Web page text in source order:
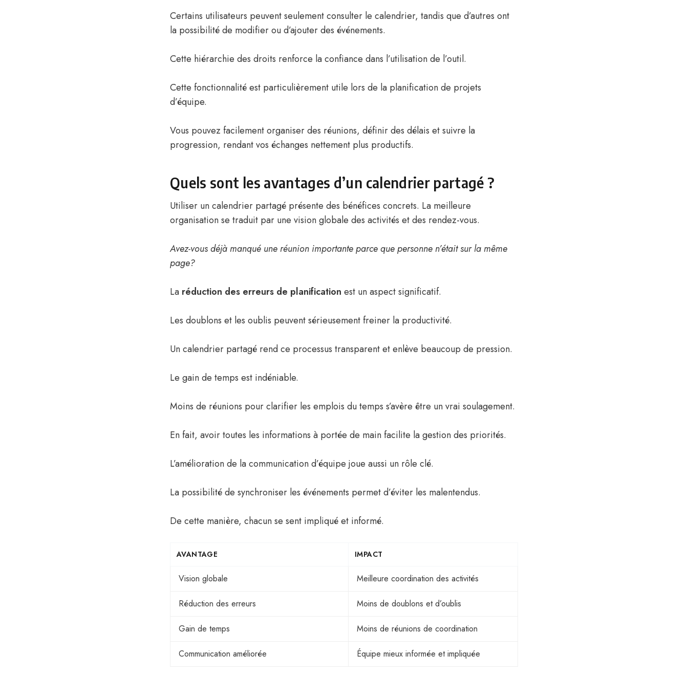
Certains utilisateurs peuvent seulement consulter le calendrier, tandis que d’autres ont
la possibilité de modifier ou d’ajouter des événements.
Cette hiérarchie des droits renforce la confiance dans l’utilisation de l’outil.
Cette fonctionnalité est particulièrement utile lors de la planification de projets
d’équipe.
Vous pouvez facilement organiser des réunions, définir des délais et suivre la
progression, rendant vos échanges nettement plus productifs.
Quels sont les avantages d’un calendrier partagé ?
Utiliser un calendrier partagé présente des bénéfices concrets. La meilleure
organisation se traduit par une vision globale des activités et des rendez-vous.
Avez-vous déjà manqué une réunion importante parce que personne n’était sur la même
page?
La réduction des erreurs de planification est un aspect significatif.
Les doublons et les oublis peuvent sérieusement freiner la productivité.
Un calendrier partagé rend ce processus transparent et enlève beaucoup de pression.
Le gain de temps est indéniable.
Moins de réunions pour clarifier les emplois du temps s’avère être un vrai soulagement.
En fait, avoir toutes les informations à portée de main facilite la gestion des priorités.
L’amélioration de la communication d’équipe joue aussi un rôle clé.
La possibilité de synchroniser les événements permet d’éviter les malentendus.
De cette manière, chacun se sent impliqué et informé.
AVANTAGE IMPACT
Vision globale Meilleure coordination des activités
Réduction des erreurs Moins de doublons et d’oublis
Gain de temps Moins de réunions de coordination
Communication améliorée Équipe mieux informée et impliquée